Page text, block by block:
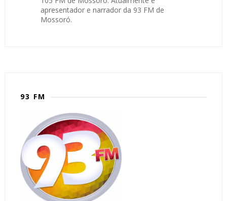
apresentador e narrador da 93 FM de
Mossoró.
93 FM